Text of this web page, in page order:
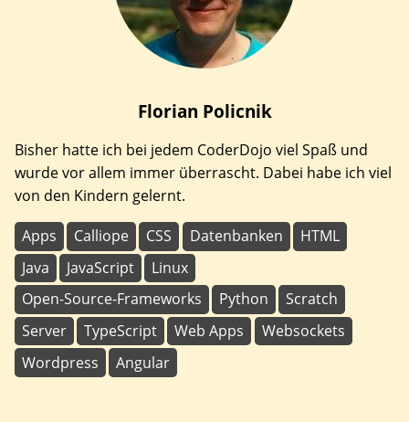
Florian Policnik
Bisher hatte ich bei jedem CoderDojo viel Spaß und
wurde vor allem immer überrascht. Dabei habe ich viel
von den Kindern gelernt.
Apps Calliope CSS Datenbanken
HTML
Java
JavaScript
Linux
Open-Source-Frameworks
Python
Scratch
Server
TypeScript Web Apps
Websockets
Wordpress
Angular